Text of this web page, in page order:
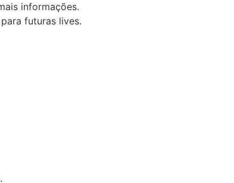
informações.
futuras lives.